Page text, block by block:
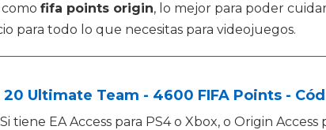
fifa points origin, lo mejor para poder
para todo lo que necesitas para videojuegos.
20 Ultimate Team - 4600 FIFA Points -
Si tiene EA Access para PS4 o Xbox, o Origin